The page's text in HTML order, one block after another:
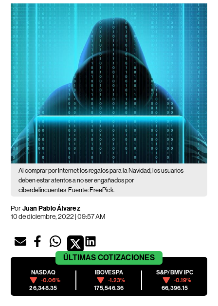
Al comprar por Internet los regalos para la Navidad, los usuarios
deben estar atentos a no ser engañados por
ciberdelincuentes Fuente: FreePick.
PorJuan Pablo Álvarez
10 de diciembre, 2022 | 09:57 AM
ÚLTIMAS COTIZACIONES
NASDAQ
-0.06%
26,348.35
IBOVESPA
-1.23%
175,546.36
S&P/BMV IPC
-0.19%
66,396.15